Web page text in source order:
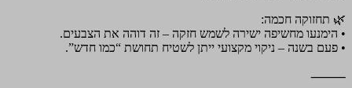
🌿 תחזוקה חכמה:
• הימנעו מחשיפה ישירה לשמש חזקה – זה דוהה את הצבעים.
• פעם בשנה – ניקוי מקצועי ייתן לשטיח תחושת “כמו חדש”.
⸻